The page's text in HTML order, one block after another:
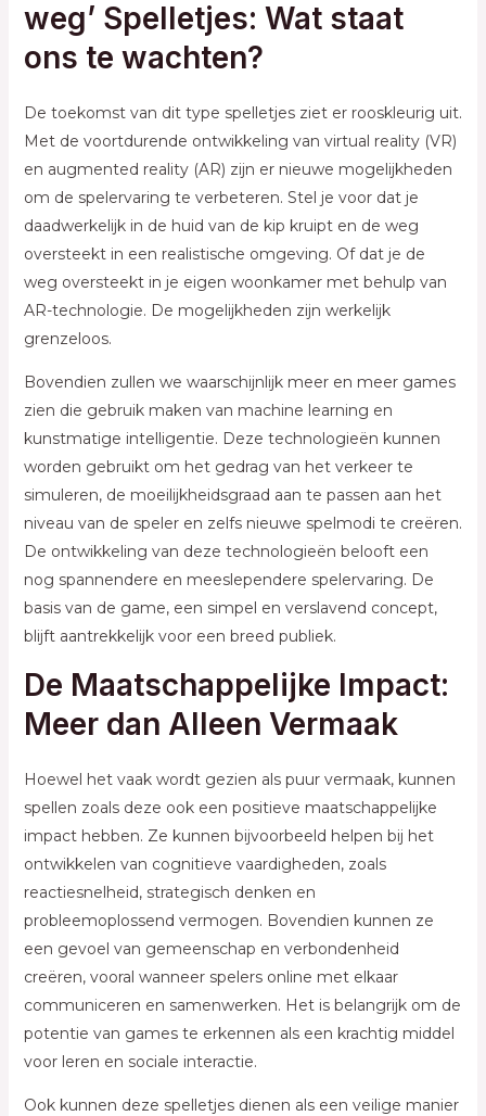
weg’ Spelletjes: Wat staat
ons te wachten?
De toekomst van dit type spelletjes ziet er rooskleurig uit.
Met de voortdurende ontwikkeling van virtual reality (VR)
en augmented reality (AR) zijn er nieuwe mogelijkheden
om de spelervaring te verbeteren. Stel je voor dat je
daadwerkelijk in de huid van de kip kruipt en de weg
oversteekt in een realistische omgeving. Of dat je de
weg oversteekt in je eigen woonkamer met behulp van
AR-technologie. De mogelijkheden zijn werkelijk
grenzeloos.
Bovendien zullen we waarschijnlijk meer en meer games
zien die gebruik maken van machine learning en
kunstmatige intelligentie. Deze technologieën kunnen
worden gebruikt om het gedrag van het verkeer te
simuleren, de moeilijkheidsgraad aan te passen aan het
niveau van de speler en zelfs nieuwe spelmodi te creëren.
De ontwikkeling van deze technologieën belooft een
nog spannendere en meeslependere spelervaring. De
basis van de game, een simpel en verslavend concept,
blijft aantrekkelijk voor een breed publiek.
De Maatschappelijke Impact:
Meer dan Alleen Vermaak
Hoewel het vaak wordt gezien als puur vermaak, kunnen
spellen zoals deze ook een positieve maatschappelijke
impact hebben. Ze kunnen bijvoorbeeld helpen bij het
ontwikkelen van cognitieve vaardigheden, zoals
reactiesnelheid, strategisch denken en
probleemoplossend vermogen. Bovendien kunnen ze
een gevoel van gemeenschap en verbondenheid
creëren, vooral wanneer spelers online met elkaar
communiceren en samenwerken. Het is belangrijk om de
potentie van games te erkennen als een krachtig middel
voor leren en sociale interactie.
Ook kunnen deze spelletjes dienen als een veilige manier